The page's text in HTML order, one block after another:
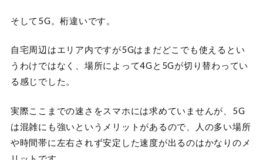
そして5G。桁違いです。
自宅周辺はエリア内ですが5Gはまだどこでも使えるとい
うわけではなく、場所によって4Gと5Gが切り替わってい
る感じでした。
実際ここまでの速さをスマホには求めていませんが、5G
は混雑にも強いというメリットがあるので、人の多い場所
や時間帯に左右されず安定した速度が出るのはかなりのメ